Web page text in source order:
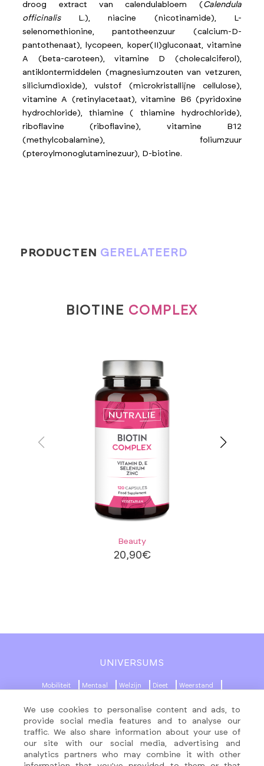
We use cookies to personalise content and ads, to
provide social media features and to analyse our
traffic. We also share information about your use of
our site with our social media, advertising and
analytics partners who may combine it with other
droog extract van calendulabloem ( Calendula
officinalisL.), niacine (nicotinamide), L-
selenomethionine, pantotheenzuur (calcium-D-
pantothenaat), lycopeen, koper(II)gluconaat, vitamine
A (beta-caroteen), vitamine D (cholecalciferol),
antiklontermiddelen (magnesiumzouten van vetzuren,
siliciumdioxide), vulstof (microkristallijne cellulose),
vitamine A (retinylacetaat), vitamine B6 (pyridoxine
hydrochloride), thiamine ( thiamine hydrochloride),
riboflavine (riboflavine), vitamine B12
(methylcobalamine), foliumzuur
(pteroylmonoglutaminezuur), D-biotine.
PRODUCTEN GERELATEERD
BIOTINE COMPLEX
Beauty
20,90€
UNIVERSUMS
Mobiliteit Mentaal Welzijn Dieet Weerstand
MENU
About
SOCIALE NETWERKEN